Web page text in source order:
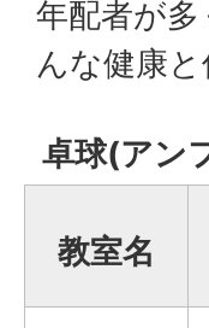
年配者が
んな健康
卓球(アン
教室名